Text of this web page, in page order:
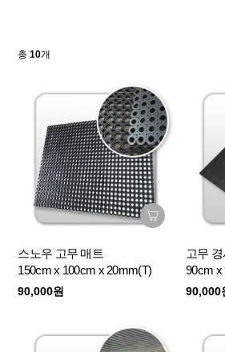
총10개
스노우 고무 매트
150cm x 100cm x 20mm(T)
90,000원
고무
90cm x
90,000